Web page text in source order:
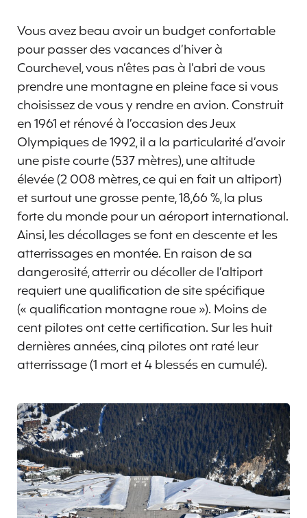
Vous avez beau avoir un budget confortable
pour passer des vacances d’hiver à
Courchevel, vous n’êtes pas à l’abri de vous
prendre une montagne en pleine face si vous
choisissez de vous y rendre en avion. Construit
en 1961 et rénové à l’occasion des Jeux
Olympiques de 1992, il a la particularité d’avoir
une piste courte (537 mètres), une altitude
élevée (2 008 mètres, ce qui en fait un altiport)
et surtout une grosse pente, 18,66 %, la plus
forte du monde pour un aéroport international.
Ainsi, les décollages se font en descente et les
atterrissages en montée. En raison de sa
dangerosité, atterrir ou décoller de l’altiport
requiert une qualification de site spécifique
(« qualification montagne roue »). Moins de
cent pilotes ont cette certification. Sur les huit
dernières années, cinq pilotes ont raté leur
atterrissage (1 mort et 4 blessés en cumulé).